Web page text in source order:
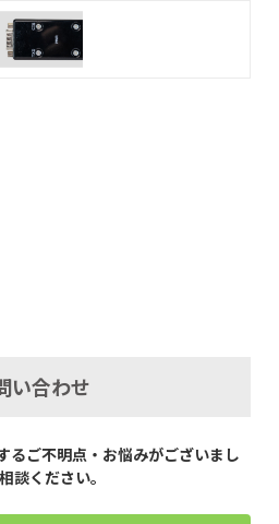
い合わせ
るご不明点・お悩みがございまし
談ください。